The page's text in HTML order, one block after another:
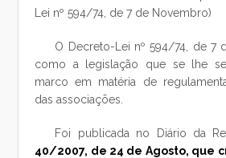
Lei nº 594/74, de 7 de Novembro)
O Decreto-Lei nº 594/74, de 7
como a legislação que se lhe
marco em matéria de
das associações.
Foi publicada no Diário da
40/2007, de 24 de Agosto, que